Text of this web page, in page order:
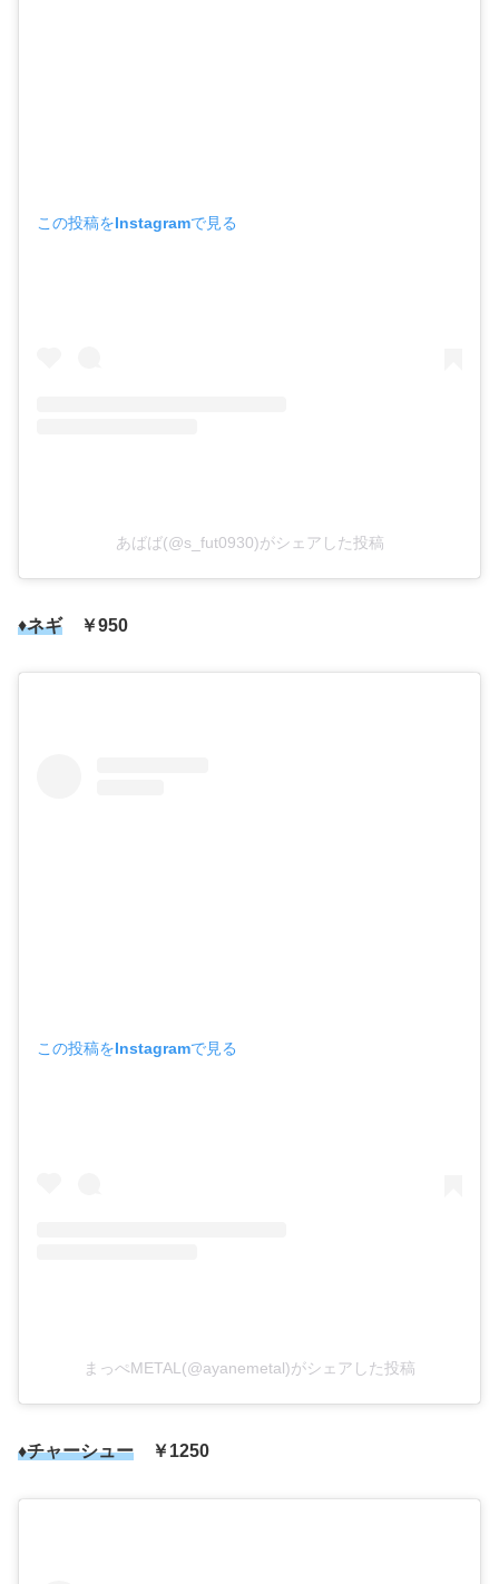
この投稿をInstagramで見る
あばば(@s_fut0930)がシェアした投稿
♦ネギ￥950
この投稿をInstagramで見る
まっぺMETAL(@ayanemetal)がシェアした投稿
♦チャーシュー ￥1250